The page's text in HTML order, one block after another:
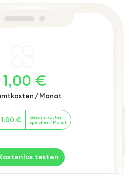
1,00 €
/ Monat
1,00 €
Gesamtkosten
Speicher / Monat
testen